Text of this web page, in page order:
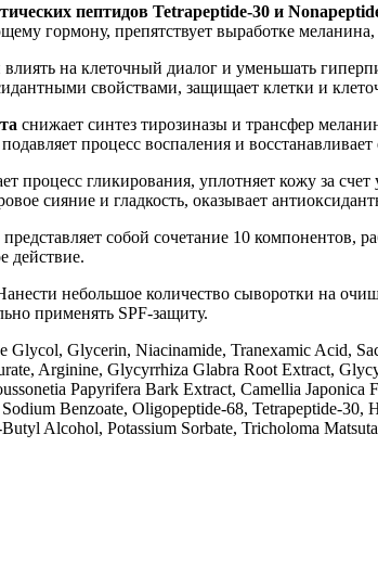
пептидов Tetrapeptide-30 и
гормону, препятствует выработке
влиять на клеточный диалог и уменьшать
свойствами, защищает клетки и
снижает синтез тирозиназы и трансфер
процесс воспаления и
процесс гликирования, уплотняет кожу за
сияние и гладкость, оказывает
представляет собой сочетание 10
действие.
небольшое количество сыворотки на
применять SPF-защиту.
Glycol, Glycerin, Niacinamide, Tranexamic Acid,
Arginine, Glycyrrhiza Glabra Root Extract,
Papyrifera Bark Extract, Camellia
Benzoate, Oligopeptide-68, Tetrapeptide-
Alcohol, Potassium Sorbate, Tricholoma